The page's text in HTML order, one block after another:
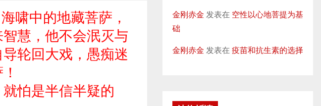
啸中的地藏菩萨，
慧，他不会泯灭与
轮回大戏，愚痴迷
怕是半信半疑的
金刚赤金 发表在 空性以心地菩提为基
础
金刚赤金 发表在 疫苗和抗生素的选择